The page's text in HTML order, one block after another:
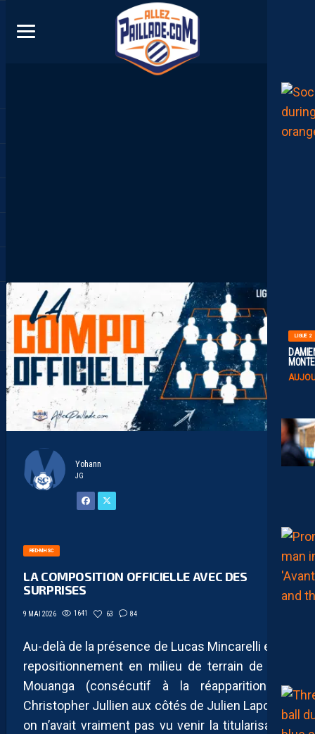
LIGUE 2
Yohann
JG
RED-MHSC
LA COMPOSITION OFFICIELLE AVEC DES
SURPRISES
9 MAI 2026 1641 63 84
Au-delà de la présence de Lucas Mincarelli et du
repositionnement en milieu de terrain de Yaël
Mouanga (consécutif à la réapparition de
Christopher Jullien aux côtés de Julien Laporte),
on n’avait vraiment pas vu venir la titularisation